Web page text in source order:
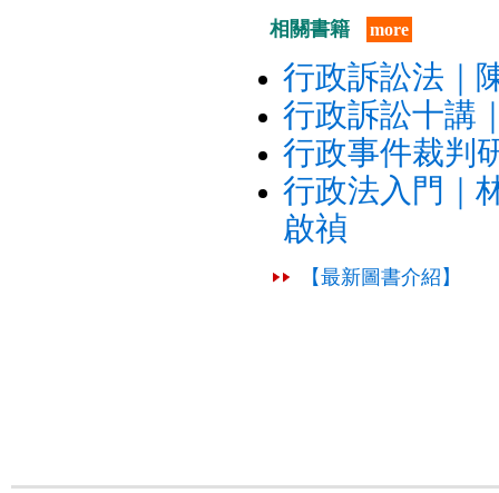
相關書籍 more
行政訴訟法｜
行政訴訟十講
行政事件裁判
行政法入門｜
啟禎
【最新圖書介紹】